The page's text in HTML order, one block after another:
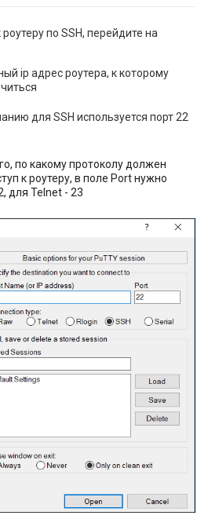
по SSH, перейдите на
ip адрес роутера, к которому
для SSH используется порт 22
по какому протоколу должен
к роутеру, в поле Port нужно
для Telnet - 23